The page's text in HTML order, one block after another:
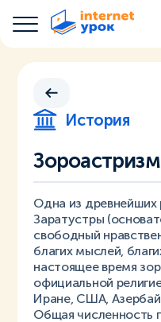
История
Зороастризм
Одна из древнейших
Заратустры
свободный
благих мыслей,
настоящее время
официальной
Иране, США,
Общая численность